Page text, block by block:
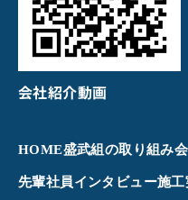
会社紹介動画
HOME盛武組の取り組み
先輩社員インタビュー施工